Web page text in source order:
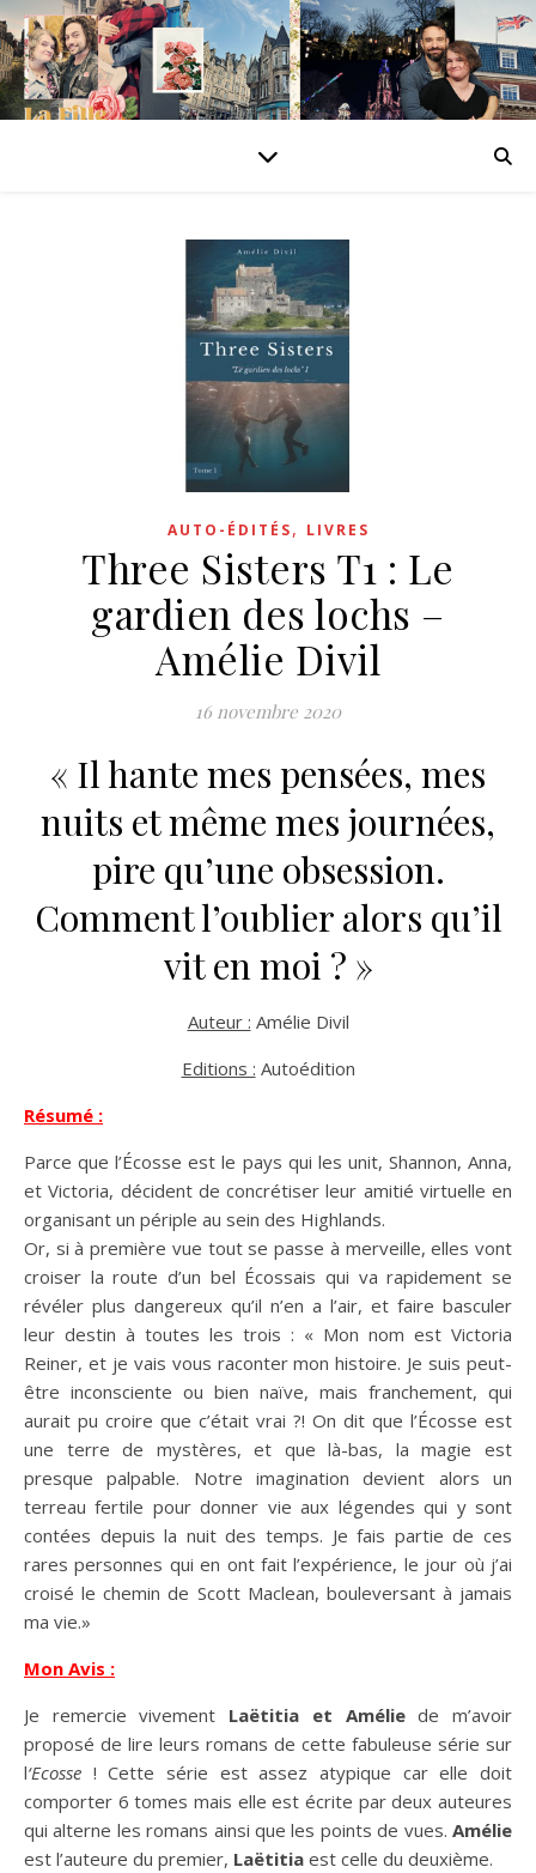
AUTO-ÉDITÉS, LIVRES
Three Sisters T1 : Le
gardien des lochs –
Amélie Divil
16 novembre 2020
« Il hante mes pensées, mes
nuits et même mes journées,
pire qu’une obsession.
Comment l’oublier alors qu’il
vit en moi ? »
Auteur : Amélie Divil
Editions : Autoédition
Résumé :
Parce que l’Écosse est le pays qui les unit, Shannon, Anna,
et Victoria, décident de concrétiser leur amitié virtuelle en
organisant un périple au sein des Highlands.
Or, si à première vue tout se passe à merveille, elles vont
croiser la route d’un bel Écossais qui va rapidement se
révéler plus dangereux qu’il n’en a l’air, et faire basculer
leur destin à toutes les trois : « Mon nom est Victoria
Reiner, et je vais vous raconter mon histoire. Je suis peut-
être inconsciente ou bien naïve, mais franchement, qui
aurait pu croire que c’était vrai ?! On dit que l’Écosse est
une terre de mystères, et que là-bas, la magie est
presque palpable. Notre imagination devient alors un
terreau fertile pour donner vie aux légendes qui y sont
contées depuis la nuit des temps. Je fais partie de ces
rares personnes qui en ont fait l’expérience, le jour où j’ai
croisé le chemin de Scott Maclean, bouleversant à jamais
ma vie.»
Mon Avis :
Je remercie vivement Laëtitia et Améliede m’avoir
proposé de lire leurs romans de cette fabuleuse série sur
l‘Ecosse ! Cette série est assez atypique car elle doit
comporter 6 tomes mais elle est écrite par deux auteures
qui alterne les romans ainsi que les points de vues. Amélie
est l’auteure du premier, Laëtitia est celle du deuxième.